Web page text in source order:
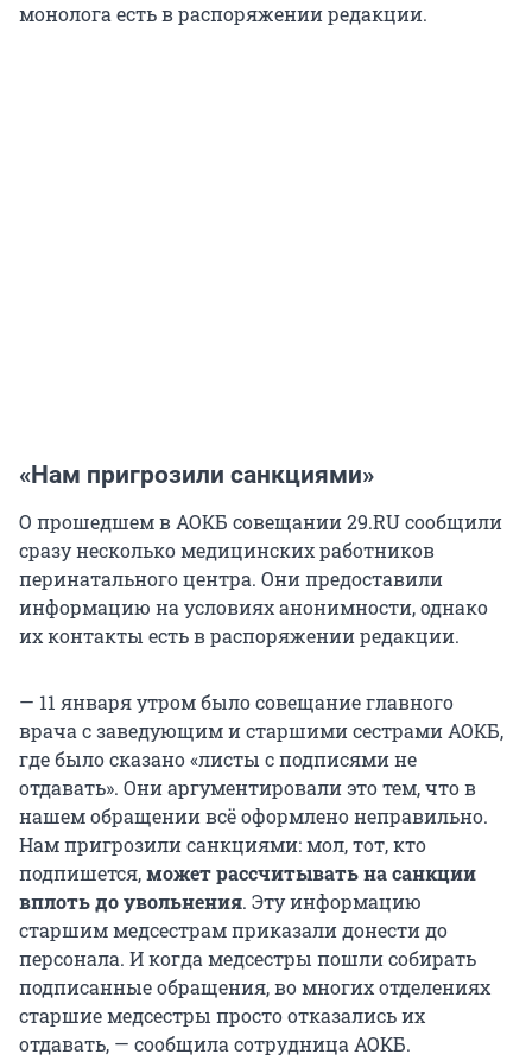
монолога есть в распоряжении редакции.
«Нам пригрозили санкциями»
О прошедшем в АОКБ совещании 29.RU сообщили
сразу несколько медицинских работников
перинатального центра. Они предоставили
информацию на условиях анонимности, однако
их контакты есть в распоряжении редакции.
— 11 января утром было совещание главного
врача с заведующим и старшими сестрами АОКБ,
где было сказано «листы с подписями не
отдавать». Они аргументировали это тем, что в
нашем обращении всё оформлено неправильно.
Нам пригрозили санкциями: мол, тот, кто
подпишется,может рассчитывать на санкции
вплоть до увольнения. Эту информацию
старшим медсестрам приказали донести до
персонала. И когда медсестры пошли собирать
подписанные обращения, во многих отделениях
старшие медсестры просто отказались их
отдавать, — сообщила сотрудница АОКБ.